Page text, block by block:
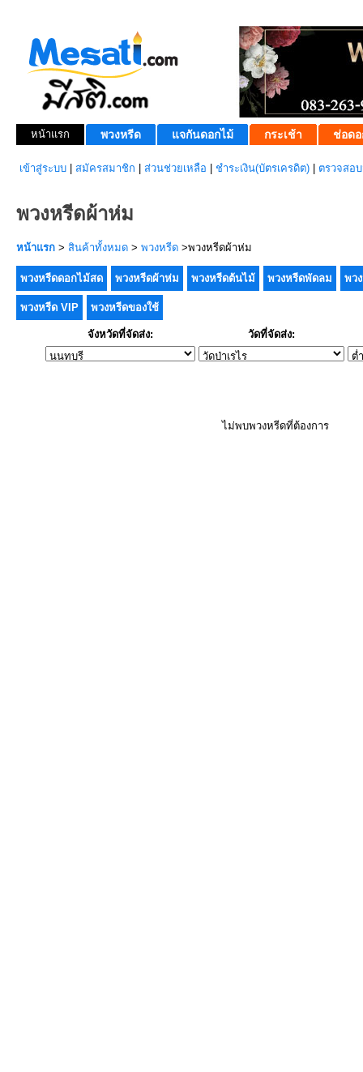
หน้าแรก พวงหรีด แจกันดอกไม้ กระเช้า ช่อดอ
เข้าสู่ระบบ สมัครสมาชิก ส่วนช่วยเหลือ ชำระเงิน(บัตรเครดิต) ตรวจสอ
พวงหรีดผ้าห่ม
หน้าแรก > สินค้าทั้งหมด > พวงหรีด >พวงหรีดผ้าห่ม
พวงหรีดดอกไม้สด พวงหรีดผ้าห่ม พวงหรีดต้นไม้ พวงหรีดพัดลม พว
พวงหรีด VIP พวงหรีดของใช้
จังหวัดที่จัดส่ง: วัดที่จัดส่ง:
ไม่พบพวงหรีดที่ต้องการ